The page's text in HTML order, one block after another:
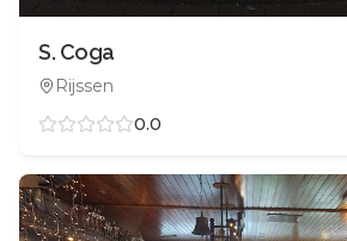
S. Coga
Rijssen
0.0